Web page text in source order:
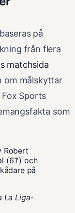
på
från flera
matchsida
om målskyttar
Sports
som
Robert
(61′) och
på
La Liga-